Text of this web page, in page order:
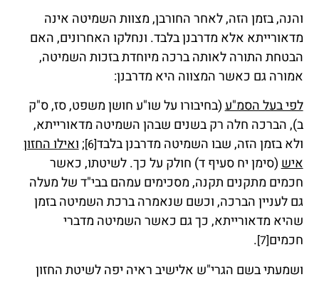
והנה, בזמן הזה, לאחר החורבן, מצוות השמיטה אינה
מדאורייתא אלא מדרבנן בלבד. ונחלקו האחרונים, האם
הבטחת התורה לאותה ברכה מיוחדת בזכות השמיטה,
אמורה גם כאשר המצווה היא מדרבנן:
לפי בעל הסמ"ע(בחיבורו על שו"ע חושן משפט, סז, ס"ק
ב), הברכה חלה רק בשנים שבהן השמיטה מדאורייתא,
ולא בזמן הזה, שבו השמיטה מדרבנן בלבד[6]
;ואילו החזון
איש(סימן יח סעיף ד) חולק על כך. לשיטתו, כאשר
חכמים מתקנים תקנה, מסכימים עמהם בבי"ד של מעלה
גם לעניין הברכה, וכשם שנאמרה ברכת השמיטה בזמן
שהיא מדאורייתא, כך גם כאשר השמיטה מדברי
חכמים[7]
.
ושמעתי בשם הגרי"ש אלישיב ראיה יפה לשיטת החזון